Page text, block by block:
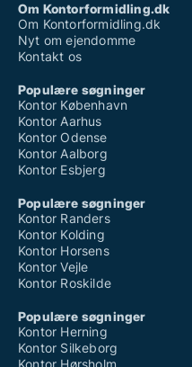
Om Kontorformidling.dk
Om Kontorformidling.dk
Nyt om ejendomme
Kontakt os
Populære søgninger
Kontor København
Kontor Aarhus
Kontor Odense
Kontor Aalborg
Kontor Esbjerg
Populære søgninger
Kontor Randers
Kontor Kolding
Kontor Horsens
Kontor Vejle
Kontor Roskilde
Populære søgninger
Kontor Herning
Kontor Silkeborg